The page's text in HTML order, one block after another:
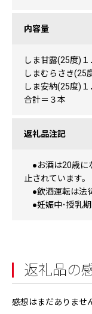
内容量
しま甘露(25度)１
しまむらさき(25
しま安納(25度)１
合計＝３本
返礼品注記
●お酒は20歳に
止されています。
●飲酒運転は法
●妊娠中･授乳期
返礼品の
感想はまだありませ